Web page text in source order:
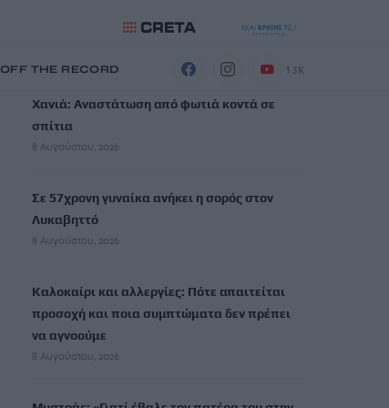
OFF THE RECORD 13K
ΡΟΗ ΕΙΔΗΣΕΩΝ
Χανιά: Αναστάτωση από φωτιά κοντά σε
σπίτια
8 Αυγούστου, 2026
Σε 57χρονη γυναίκα ανήκει η σορός στον
Λυκαβηττό
8 Αυγούστου, 2026
Καλοκαίρι και αλλεργίες: Πότε απαιτείται
προσοχή και ποια συμπτώματα δεν πρέπει
να αγνοούμε
8 Αυγούστου, 2026